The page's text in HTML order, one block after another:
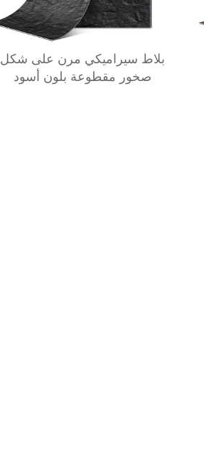
بلاط سيراميكي مرن على شكل
صخور مقطوعة بلون أسود